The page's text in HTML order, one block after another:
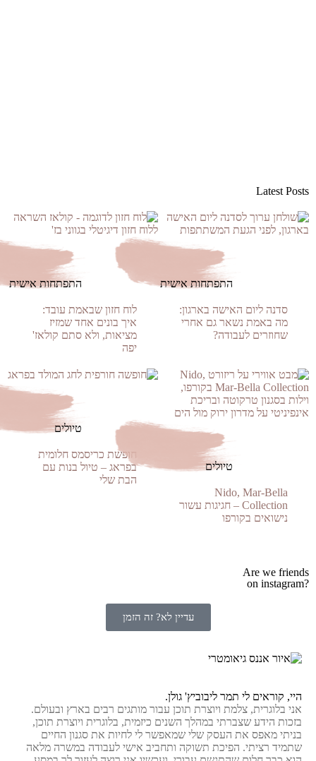
Latest Posts
התפתחות אישית
סדנה ליום האישה בארגון:
מה באמת נשאר גם אחרי
שחוזרים לעבודה?
התפתחות אישית
לוח חזון שבאמת עובד:
איך בונים אחד שמזיז
מציאות, ולא סתם קולאז'
יפה
טיולים
Nido, Mar-Bella
Collection – חגיגות עשור
נישואים בקורפו
טיולים
חופשת כריסמס חלומית
בפראג – טיול בנות עם
הבת שלי
Are we friends
?on instagram
עדיין לא? זה הזמן
היי, קוראים לי תמר ליבוביץ' גולן.
אני בלוגרית, צלמת ויוצרת תוכן עבור מותגים רבים בארץ ובעולם.
בזכות הידע שצברתי במהלך השנים כיזמית, בלוגרית ויוצרת תוכן,
בניתי מאפס את העסק שלי שמאפשר לי לחיות את סגנון החיים
שתמיד רציתי. הפיכת תשוקה ותחביב אישי לעבודה במשרה מלאה